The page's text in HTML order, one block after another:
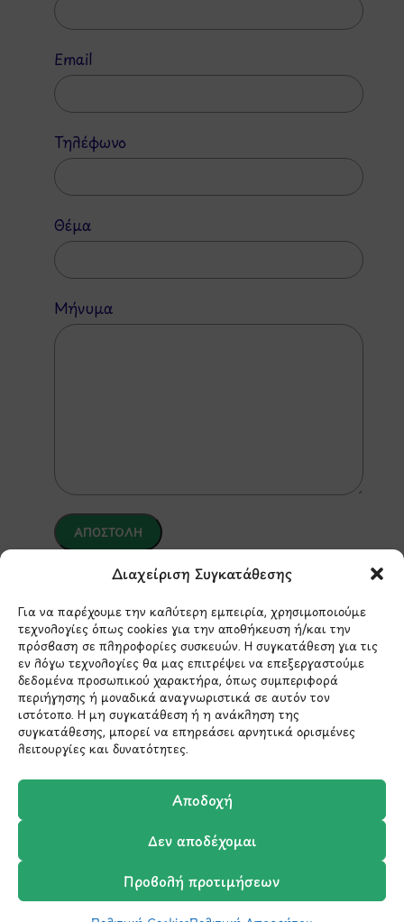
Διαχείριση Συγκατάθεσης
Για να παρέχουμε την καλύτερη εμπειρία, χρησιμοποιούμε
τεχνολογίες όπως cookies για την αποθήκευση ή/και την
πρόσβαση σε πληροφορίες συσκευών. Η συγκατάθεση για τις
εν λόγω τεχνολογίες θα μας επιτρέψει να επεξεργαστούμε
δεδομένα προσωπικού χαρακτήρα, όπως συμπεριφορά
περιήγησης ή μοναδικά αναγνωριστικά σε αυτόν τον
ιστότοπο. Η μη συγκατάθεση ή η ανάκληση της
συγκατάθεσης, μπορεί να επηρεάσει αρνητικά ορισμένες
λειτουργίες και δυνατότητες.
Αποδοχή
Δεν αποδέχομαι
Προβολή προτιμήσεων
Email
Τηλέφωνο
Θέμα
Μήνυμα
*Αυτός ο ιστότοπος προστατεύεται από το σύστημα
reCAPTCHA και ισχύουν η Πολιτική Απορρήτου
ΣΤΟΙΧΕΙΑ ΕΠΙΚΟΙΝΩΝΙΑΣ
Holargos Center (Ισόγειο)
Λ.Περικλέους 56,
Χολαργός 15561
info@ypografi.com